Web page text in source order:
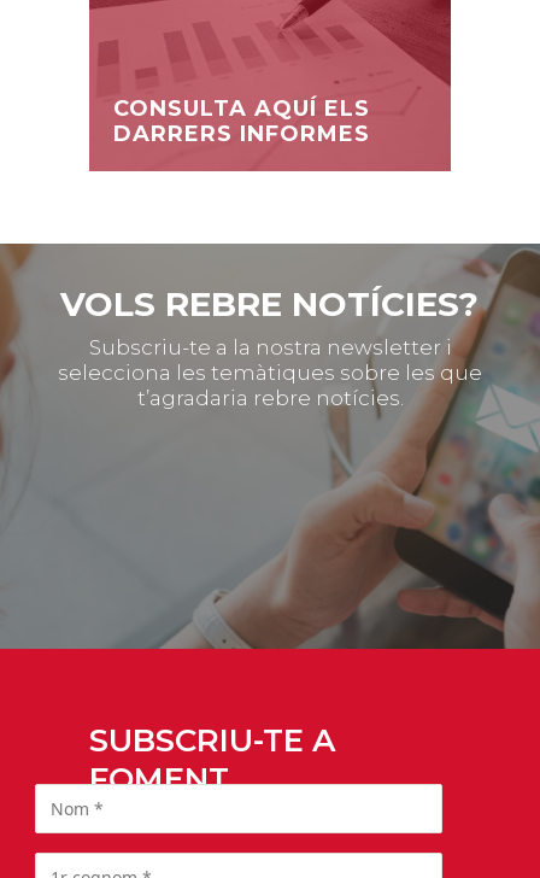
CONSULTA AQUÍ ELS
DARRERS INFORMES
VOLS REBRE NOTÍCIES?
Subscriu-te a la nostra newsletter i
selecciona les temàtiques sobre les que
t’agradaria rebre notícies.
SUBSCRIU-TE A
FOMENT